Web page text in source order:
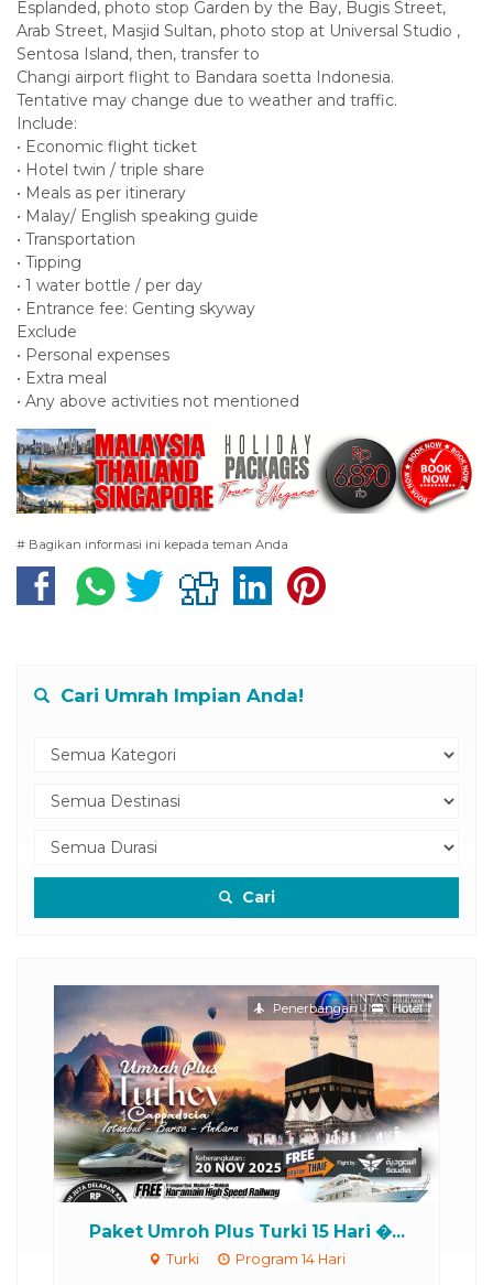
Esplanded, photo stop Garden by the Bay, Bugis Street,
Arab Street, Masjid Sultan, photo stop at Universal Studio ,
Sentosa Island, then, transfer to
Changi airport flight to Bandara soetta Indonesia.
Tentative may change due to weather and traffic.
Include:
• Economic flight ticket
• Hotel twin / triple share
• Meals as per itinerary
• Malay/ English speaking guide
• Transportation
• Tipping
• 1 water bottle / per day
• Entrance fee: Genting skyway
Exclude
• Personal expenses
• Extra meal
• Any above activities not mentioned
# Bagikan informasi ini kepada teman Anda
Cari Umrah Impian Anda!
Cari
Paket Umroh Plus Turki 15 Hari �...
Turki Program 14 Hari
Penerbangan Hotel